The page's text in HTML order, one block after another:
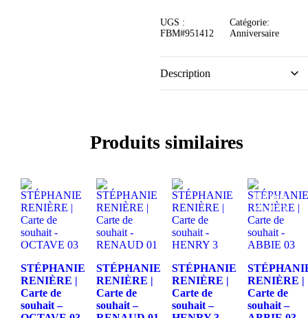
UGS :
FBM#951412
Catégorie:
Anniversaire
Description
Produits similaires
STÉPHANIE
RENIÈRE |
Carte de
souhait –
STÉPHANIE
RENIÈRE |
Carte de
souhait –
STÉPHANIE
RENIÈRE |
Carte de
souhait –
Rupture
de stock
RENIÈRE |
Carte de
souhait –